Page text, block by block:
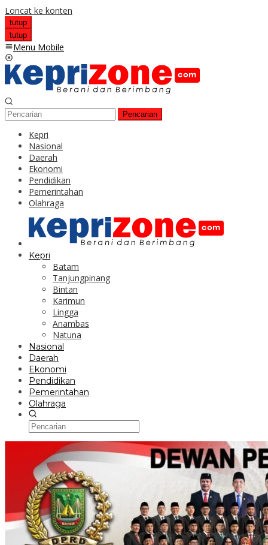
Loncat ke konten
tutup
tutup
Menu Mobile
Pencarian
Kepri
Nasional
Daerah
Ekonomi
Pendidikan
Pemerintahan
Olahraga
Kepri
Batam
Tanjungpinang
Bintan
Karimun
Lingga
Anambas
Natuna
Nasional
Daerah
Ekonomi
Pendidikan
Pemerintahan
Olahraga